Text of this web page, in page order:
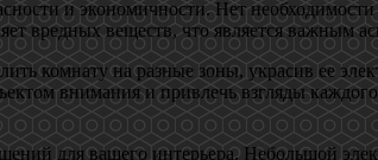
и экономичности. Нет
вредных веществ, что является важным
комнату на разные зоны, украсив ее
внимания и привлечь взгляды
для вашего интерьера. Небольшой